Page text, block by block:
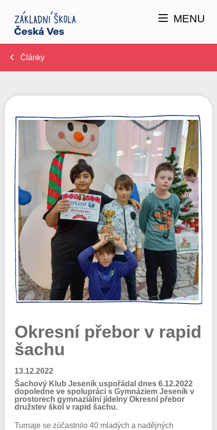
MENU
Články
Okresní přebor v rapid
šachu
13.12.2022
Šachový Klub Jeseník uspořádal dnes 6.12.2022
dopoledne ve spolupráci s Gymnáziem Jeseník v
prostorech gymnaziální jídelny Okresní přebor
družstev škol v rapid šachu.
Turnaje se zúčastnilo 40 mladých a nadějných